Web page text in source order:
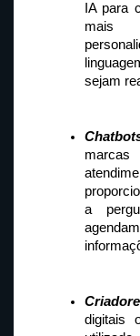
IA para
mais
sejam
marcas
a
digitais